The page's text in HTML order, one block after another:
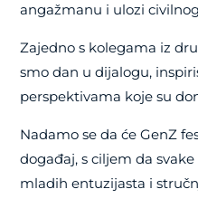
angažmanu i ulozi
Zajedno s kolegama iz
smo dan u dijalogu,
perspektivama koje su
Nadamo se da će GenZ
događaj, s ciljem da
mladih entuzijasta i